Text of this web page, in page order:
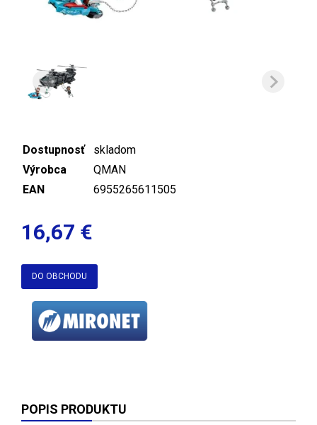
Dostupnosť
skladom
Výrobca
QMAN
EAN
6955265611505
16,67 €
DO OBCHODU
POPIS PRODUKTU